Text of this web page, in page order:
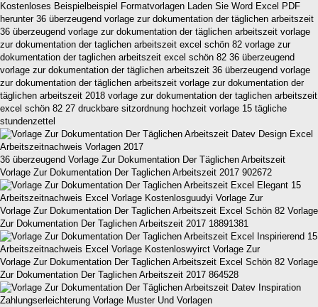
Kostenloses Beispielbeispiel Formatvorlagen Laden Sie Word Excel PDF
herunter 36 überzeugend vorlage zur dokumentation der täglichen arbeitszeit
36 überzeugend vorlage zur dokumentation der täglichen arbeitszeit vorlage
zur dokumentation der taglichen arbeitszeit excel schön 82 vorlage zur
dokumentation der taglichen arbeitszeit excel schön 82 36 überzeugend
vorlage zur dokumentation der täglichen arbeitszeit 36 überzeugend vorlage
zur dokumentation der täglichen arbeitszeit vorlage zur dokumentation der
täglichen arbeitszeit 2018 vorlage zur dokumentation der taglichen arbeitszeit
excel schön 82 27 druckbare sitzordnung hochzeit vorlage 15 tägliche
stundenzettel
36 überzeugend Vorlage Zur Dokumentation Der Täglichen Arbeitszeit
Vorlage Zur Dokumentation Der Taglichen Arbeitszeit 2017 902672
Vorlage Zur Dokumentation Der Taglichen Arbeitszeit Excel Schön 82 Vorlage
Zur Dokumentation Der Taglichen Arbeitszeit 2017 18891381
Vorlage Zur Dokumentation Der Taglichen Arbeitszeit Excel Schön 82 Vorlage
Zur Dokumentation Der Taglichen Arbeitszeit 2017 864528